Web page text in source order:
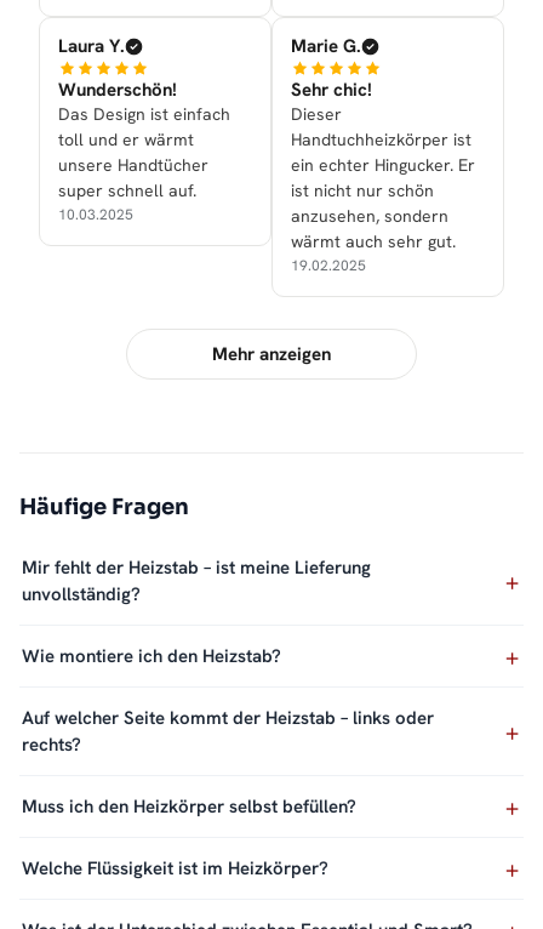
Laura Y.
Wunderschön!
Das Design ist einfach
toll und er wärmt
unsere Handtücher
super schnell auf.
10.03.2025
Marie G.
Sehr chic!
Dieser
Handtuchheizkörper ist
ein echter Hingucker. Er
ist nicht nur schön
anzusehen, sondern
wärmt auch sehr gut.
19.02.2025
Mehr anzeigen
Häufige Fragen
Mir fehlt der Heizstab – ist meine Lieferung
unvollständig?
Wie montiere ich den Heizstab?
Auf welcher Seite kommt der Heizstab – links oder
rechts?
Muss ich den Heizkörper selbst befüllen?
Welche Flüssigkeit ist im Heizkörper?